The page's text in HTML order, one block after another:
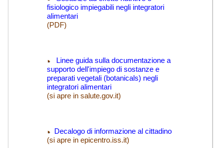
fisiologico impiegabili negli integratori
alimentari
(PDF)
Linee guida sulla documentazione a
supporto dell'impiego di sostanze e
preparati vegetali (botanicals) negli
integratori alimentari
(si apre in salute.gov.it)
Decalogo di informazione al cittadino
(si apre in epicentro.iss.it)